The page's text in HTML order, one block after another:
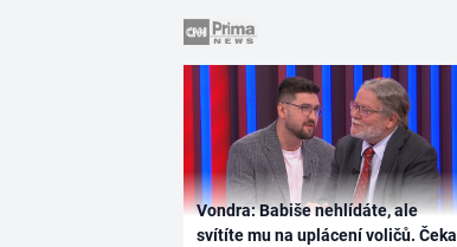
Vondra: Babiše nehlídáte, ale
svítíte mu na uplácení voličů. Čekal